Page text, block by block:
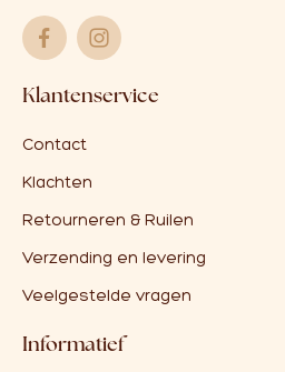
Klantenservice
Contact
Klachten
Retourneren & Ruilen
Verzending en levering
Veelgestelde vragen
Informatief